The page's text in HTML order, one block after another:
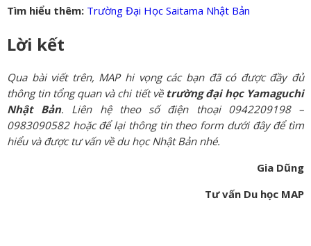
Tìm hiểu thêm: Trường Đại Học Saitama Nhật Bản
Lời kết
Qua bài viết trên, MAP hi vọng các bạn đã có được đầy đủ
thông tin tổng quan và chi tiết về trường đại học Yamaguchi
Nhật Bản. Liên hệ theo số điện thoại 0942209198 –
0983090582 hoặc để lại thông tin theo form dưới đây để tìm
hiểu và được tư vấn về du học Nhật Bản nhé.
Gia Dũng
Tư vấn Du học MAP